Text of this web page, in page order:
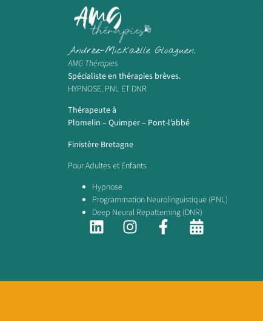
Andrée-Mickaëlle Gloaguen.
AMG Thérapies
Spécialiste en thérapies brèves.
HYPNOSE, PNL ET DNR
Thérapeute à
Plomelin – Quimper – Pont-l’abbé
Finistère Bretagne
Pour Adultes et Enfants
Hypnose
Programmation Neurolinguistique (PNL)
Deep Neural Repatterning (DNR)